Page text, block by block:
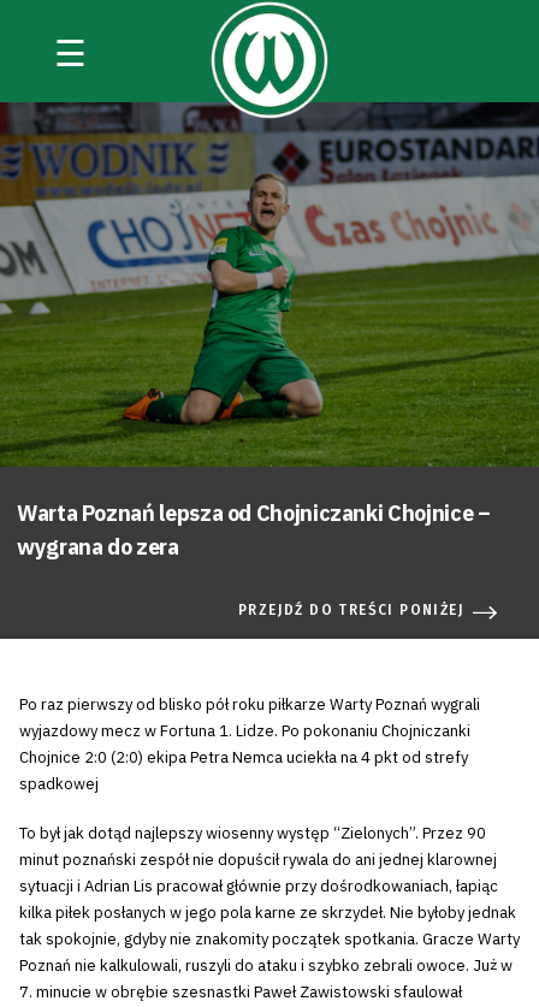
☰
Warta Poznań lepsza od Chojniczanki Chojnice –
wygrana do zera
PRZEJDŹ DO TREŚCI PONIŻEJ
Po raz pierwszy od blisko pół roku piłkarze Warty Poznań wygrali
wyjazdowy mecz w Fortuna 1. Lidze. Po pokonaniu Chojniczanki
Chojnice 2:0 (2:0) ekipa Petra Nemca uciekła na 4 pkt od strefy
spadkowej
To był jak dotąd najlepszy wiosenny występ “Zielonych”. Przez 90
minut poznański zespół nie dopuścił rywala do ani jednej klarownej
sytuacji i Adrian Lis pracował głównie przy dośrodkowaniach, łapiąc
kilka piłek posłanych w jego pola karne ze skrzydeł. Nie byłoby jednak
tak spokojnie, gdyby nie znakomity początek spotkania. Gracze Warty
Poznań nie kalkulowali, ruszyli do ataku i szybko zebrali owoce. Już w
7. minucie w obrębie szesnastki Paweł Zawistowski sfaulował